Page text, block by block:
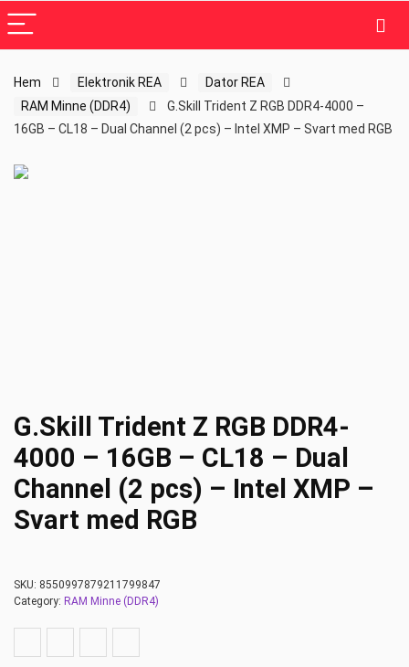
Hem Elektronik REA
Dator REA
RAM Minne (DDR4)
G.Skill Trident Z RGB DDR4-4000 –
16GB – CL18 – Dual Channel (2 pcs) – Intel XMP – Svart med RGB
G.Skill Trident Z RGB DDR4-
4000 – 16GB – CL18 – Dual
Channel (2 pcs) – Intel XMP –
Svart med RGB
SKU: 8550997879211799847
Category: RAM Minne (DDR4)